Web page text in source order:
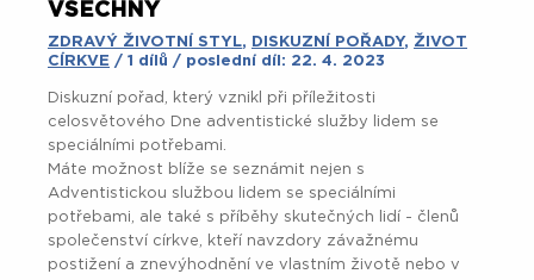
VŠECHNY
ZDRAVÝ ŽIVOTNÍ STYL, DISKUZNÍ POŘADY, ŽIVOT
CÍRKVE / 1 dílů / poslední díl: 22. 4. 2023
Diskuzní pořad, který vznikl při příležitosti
celosvětového Dne adventistické služby lidem se
speciálními potřebami.
Máte možnost blíže se seznámit nejen s
Adventistickou službou lidem se speciálními
potřebami, ale také s příběhy skutečných lidí - členů
společenství církve, kteří navzdory závažnému
postižení a znevýhodnění ve vlastním životě nebo v